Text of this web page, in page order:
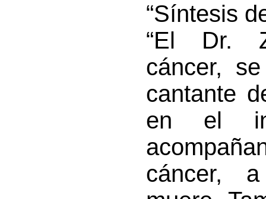
“Síntesis
“El Dr.
cáncer,
cantante
en el
cáncer,